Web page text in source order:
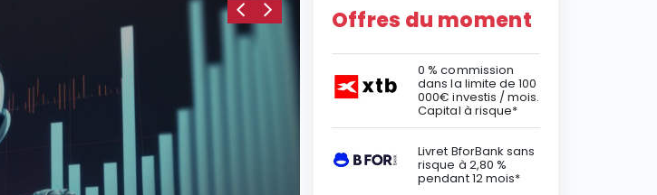
Offres du moment
0 % commission
dans la limite de 100
000€ investis / mois.
Capital à risque*
Livret BforBank sans
risque à 2,80 %
pendant 12 mois*